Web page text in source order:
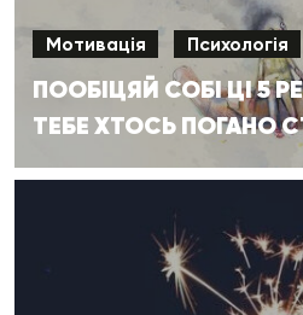
Мотивація Психологія
ПООБІЦЯЙ СОБІ ЦІ 5
ТЕБЕ ХТОСЬ ПОГАНО